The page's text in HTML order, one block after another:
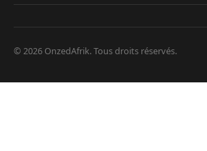
© 2026 OnzedAfrik. Tous droits réservés.